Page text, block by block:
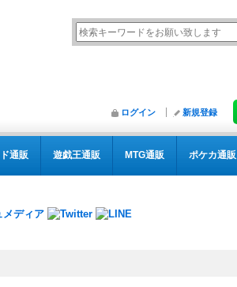
ログイン 新規登録
通販 遊戯王通販 MTG通販 ポケカ通販